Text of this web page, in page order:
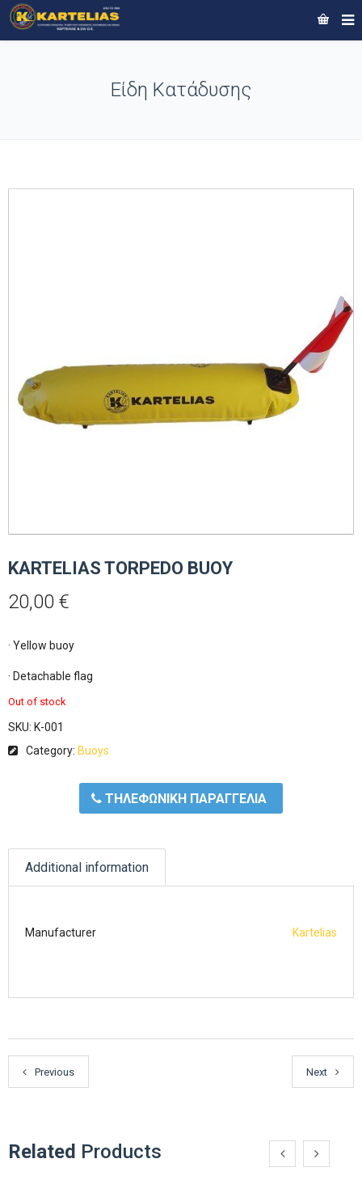
Είδη Κατάδυσης
KARTELIAS TORPEDO BUOY
20,00 €
· Yellow buoy
· Detachable flag
Out of stock
SKU: K-001
Category: Buoys
ΤΗΛΕΦΩΝΙΚΗ ΠΑΡΑΓΓΕΛΙΑ
Additional information
Manufacturer Kartelias
Previous Next
Related Products